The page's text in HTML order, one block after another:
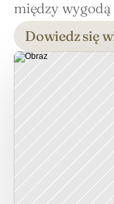
między
Dowiedz się